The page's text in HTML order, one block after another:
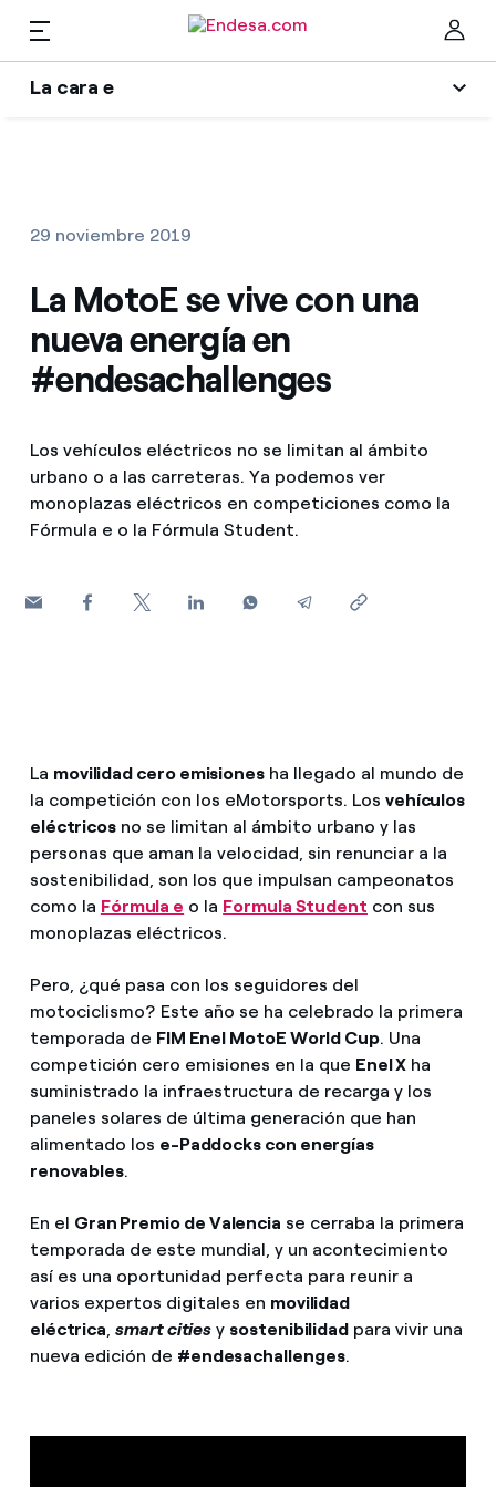
La cara e
Autores
Blog de Endesa
Music Lover
La era de la electrificación
Una respuesta
Hogares
Encuentra la tarifa que más te conviene
Por cada kWh que ahorres, te descontamos otro
¿Cómo ver mis facturas de Endesa?
¿Has recibido una oferta para cambiar de
Servicios
Movilidad
Solar
Blog
Estafas telefónicas
29 noviembre 2019
La MotoE se vive con una
nueva energía en
#endesachallenges
Los vehículos eléctricos no se limitan al ámbito
urbano o a las carreteras. Ya podemos ver
monoplazas eléctricos en competiciones como la
Fórmula e o la Fórmula Student.
La movilidad cero emisionesha llegado al mundo de
la competición con los eMotorsports. Los vehículos
eléctricos no se limitan al ámbito urbano y las
personas que aman la velocidad, sin renunciar a la
sostenibilidad, son los que impulsan campeonatos
como la Fórmula e o la Formula Student con sus
monoplazas eléctricos.
Pero, ¿qué pasa con los seguidores del
motociclismo? Este año se ha celebrado la primera
temporada de FIM Enel MotoE World Cup. Una
competición cero emisiones en la que Enel X ha
suministrado la infraestructura de recarga y los
paneles solares de última generación que han
alimentado los e-Paddocks con energías
renovables.
En el Gran Premio de Valencia se cerraba la primera
temporada de este mundial, y un acontecimiento
así es una oportunidad perfecta para reunir a
varios expertos digitales en movilidad
eléctrica,smart cities y sostenibilidad para vivir una
nueva edición de #endesachallenges.